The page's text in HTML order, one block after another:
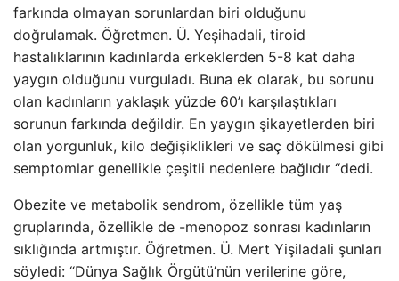
farkında olmayan sorunlardan biri olduğunu
doğrulamak. Öğretmen. Ü. Yeşihadali, tiroid
hastalıklarının kadınlarda erkeklerden 5-8 kat daha
yaygın olduğunu vurguladı. Buna ek olarak, bu sorunu
olan kadınların yaklaşık yüzde 60’ı karşılaştıkları
sorunun farkında değildir. En yaygın şikayetlerden biri
olan yorgunluk, kilo değişiklikleri ve saç dökülmesi gibi
semptomlar genellikle çeşitli nedenlere bağlıdır “dedi.
Obezite ve metabolik sendrom, özellikle tüm yaş
gruplarında, özellikle de -menopoz sonrası kadınların
sıklığında artmıştır. Öğretmen. Ü. Mert Yişiladali şunları
söyledi: “Dünya Sağlık Örgütü’nün verilerine göre,